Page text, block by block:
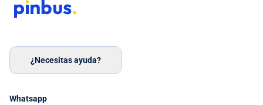
¿Necesitas ayuda?
Whatsapp